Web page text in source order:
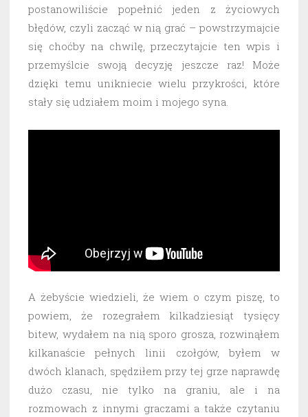
postanowiliście popełnić jeden z życiowych
błędów, czyli zacząć w nią grać – powstrzymajcie
się choćby na chwilę, przeczytajcie ten wpis i
przemyślcie swoją decyzję jeszcze raz! Może
dzięki temu unikniecie wielu przykrości, które
stały się udziałem moim i mojego syna.
A żebyście wiedzieli, że wiem o czym piszę, to
powiem, że rozegrałem kilkadziesiąt tysięcy
bitew, wydałem na nią sporo grosza, rozwinąłem
kilkanaście pełnych linii czołgów, byłem w
dwóch klanach, spędziłem przy tej grze naprawdę
dużo czasu, nie tylko na graniu, ale i na
rozmowach z innymi graczami a także czytaniu